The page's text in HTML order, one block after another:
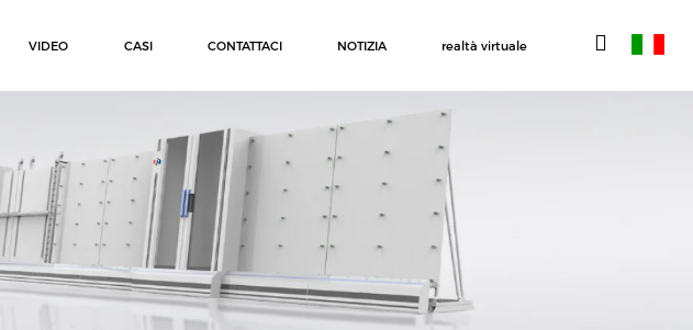
VIDEO CASI CONTATTACI NOTIZIA realtà virtuale